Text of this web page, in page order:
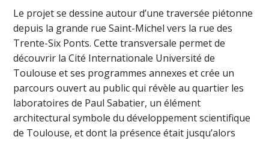
Le projet se dessine autour d’une traversée piétonne
depuis la grande rue Saint-Michel vers la rue des
Trente-Six Ponts. Cette transversale permet de
découvrir la Cité Internationale Université de
Toulouse et ses programmes annexes et crée un
parcours ouvert au public qui révèle au quartier les
laboratoires de Paul Sabatier, un élément
architectural symbole du développement scientifique
de Toulouse, et dont la présence était jusqu’alors